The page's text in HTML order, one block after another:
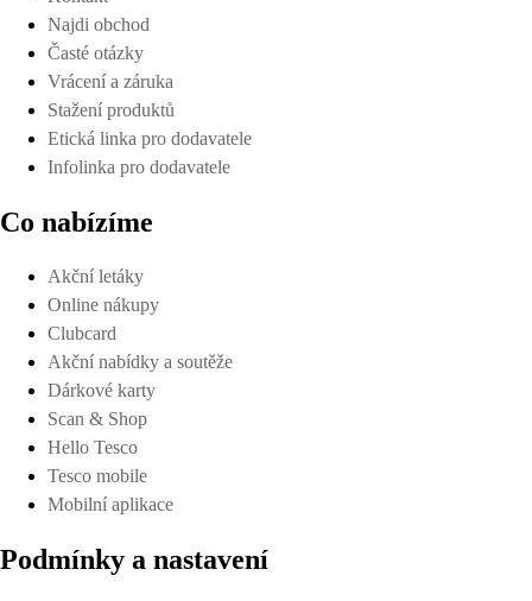
Najdi obchod
Časté otázky
Vrácení a záruka
Stažení produktů
Etická linka pro dodavatele
Infolinka pro dodavatele
Co nabízíme
Akční letáky
Online nákupy
Clubcard
Akční nabídky a soutěže
Dárkové karty
Scan & Shop
Hello Tesco
Tesco mobile
Mobilní aplikace
Podmínky a nastavení